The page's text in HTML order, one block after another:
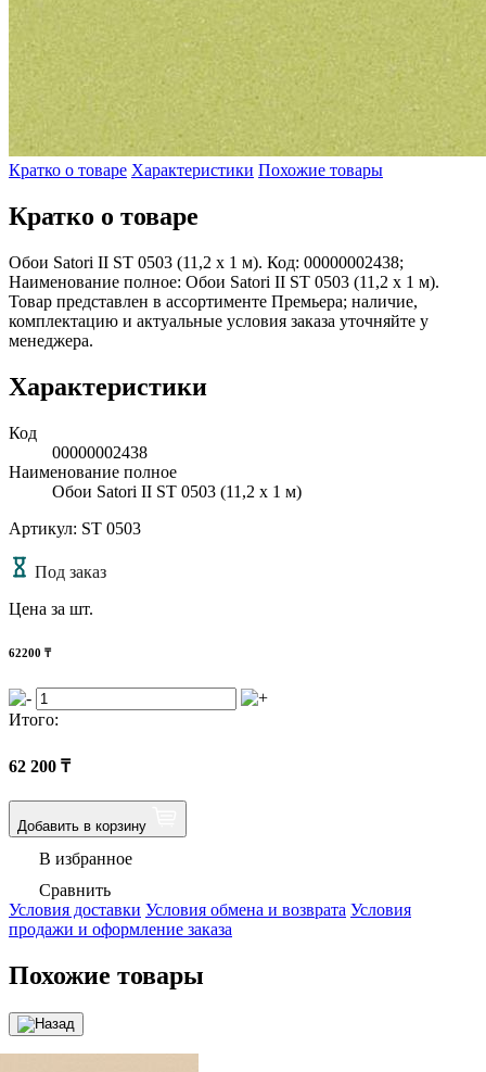
Кратко о товаре Характеристики Похожие товары
Кратко о товаре
Обои Satori II ST 0503 (11,2 х 1 м). Код: 00000002438;
Наименование полное: Обои Satori II ST 0503 (11,2 х 1 м).
Товар представлен в ассортименте Премьера; наличие,
комплектацию и актуальные условия заказа уточняйте у
менеджера.
Характеристики
Код
00000002438
Наименование полное
Обои Satori II ST 0503 (11,2 х 1 м)
Артикул: ST 0503
Под заказ
Цена за шт.
62200 ₸
Итого:
62 200 ₸
Добавить в корзину
В избранное
Сравнить
Условия доставки Условия обмена и возврата Условия
продажи и оформление заказа
Похожие товары